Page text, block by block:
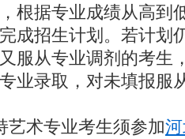
根据专业成绩从高到
成招生计划。若计划
服从专业调剂的考生
业录取，对未填报服
术专业考生须参加